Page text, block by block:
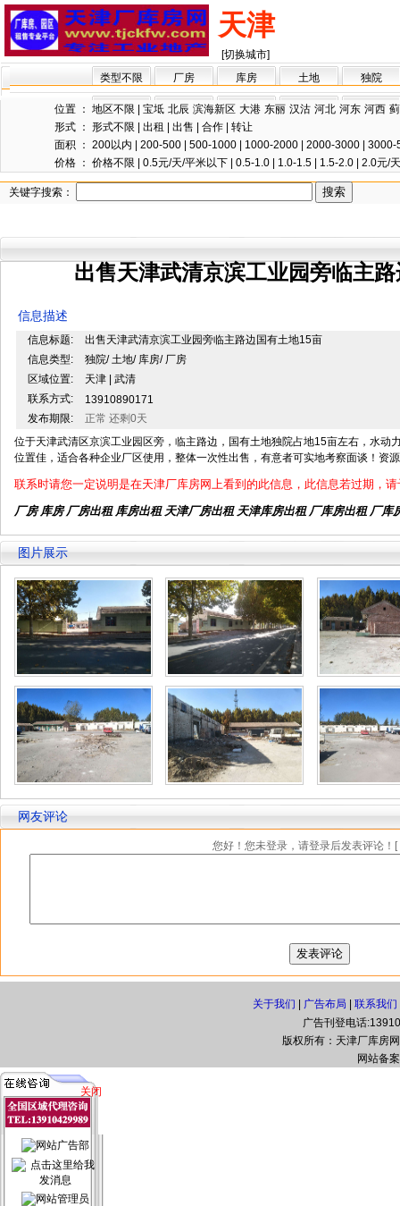
天津
[切换城市]
类型不限
厂房 库房 土地 独院
位置 ： 地区不限 宝坻 北辰 滨海新区 大港 东丽 汉沽 河北 河东 河西
形式 ： 形式不限 出租 出售 合作
转让
面积 ： 200以内 200-500 500-1000 1000-2000 2000-3000
3000-
价格 ： 价格不限 0.5元/天/平米以下 0.5-1.0 1.0-1.5 1.5-2.0 2.0元/
关键字搜索：
出售天津武清京滨工业园旁临主
信息描述
信息标题:
出售天津武清京滨工业园旁临主路边国有土地15亩
信息类型:
独院/ 土地/ 库房/ 厂房
区域位置:
天津 | 武清
联系方式:
13910890171
发布期限:
正常 还剩0天
位于天津武清区京滨工业园区旁，临主路边，国有土地独院占地15亩左右，水动
位置佳，适合各种企业厂区使用，整体一次性出售，有意者可实地考察面谈！资
联系时请您一定说明是在天津厂库房网上看到的此信息，此信息若过期，
厂房 库房 厂房出租 库房出租 天津厂房出租 天津库房出租 厂库房出租 厂库
图片展示
网友评论
您好！您未登录，请登录后发表评论！[
关于我们 广告布局 联系我们
广告刊登电话
版权所有：天津厂库房
网站备
关闭